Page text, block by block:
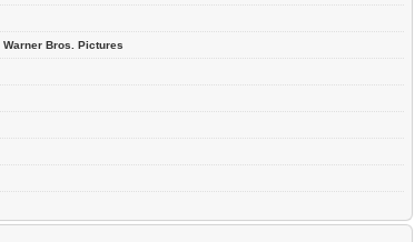
Warner Bros. Pictures